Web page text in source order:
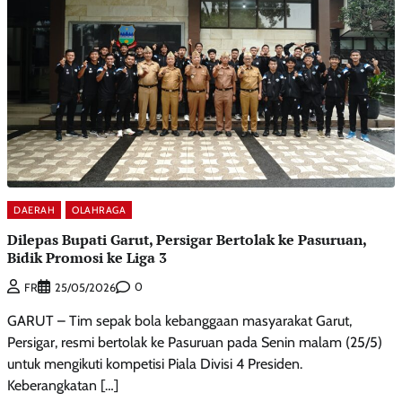
DAERAH OLAHRAGA
Dilepas Bupati Garut, Persigar Bertolak ke Pasuruan,
Bidik Promosi ke Liga 3
FR 25/05/2026 0
GARUT – Tim sepak bola kebanggaan masyarakat Garut,
Persigar, resmi bertolak ke Pasuruan pada Senin malam (25/5)
untuk mengikuti kompetisi Piala Divisi 4 Presiden.
Keberangkatan […]